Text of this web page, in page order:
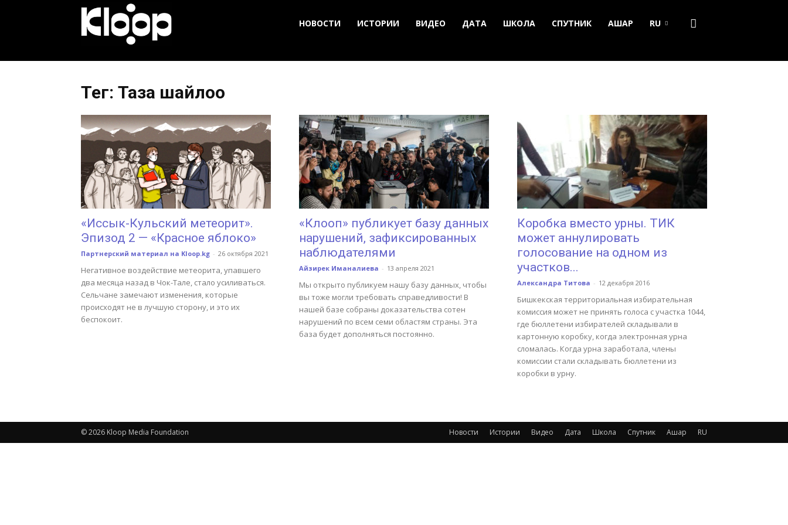
Новости
Кыргызстана
НОВОСТИ ИСТОРИИ ВИДЕО ДАТА ШКОЛА СПУТНИК АШАР RU
Тег: Таза шайлоо
«Иссык-Кульский метеорит».
Эпизод 2 — «Красное яблоко»
Партнерский материал на Kloop.kg - 26 октября 2021
Негативное воздействие метеорита, упавшего
два месяца назад в Чок-Тале, стало усиливаться.
Сельчане замечают изменения, которые
происходят не в лучшую сторону, и это их
беспокоит.
«Клооп» публикует базу данных
нарушений, зафиксированных
наблюдателями
Айзирек Иманалиева - 13 апреля 2021
Мы открыто публикуем нашу базу данных, чтобы
вы тоже могли требовать справедливости! В
нашей базе собраны доказательства сотен
нарушений по всем семи областям страны. Эта
база будет дополняться постоянно.
Коробка вместо урны. ТИК
может аннулировать
голосование на одном из
участков...
Александра Титова - 12 декабря 2016
Бишкекская территориальная избирательная
комиссия может не принять голоса с участка 1044,
где бюллетени избирателей складывали в
картонную коробку, когда электронная урна
сломалась. Когда урна заработала, члены
комиссии стали складывать бюллетени из
коробки в урну.
Новости Истории Видео Дата Школа Спутник Ашар RU
© 2026 Kloop Media Foundation